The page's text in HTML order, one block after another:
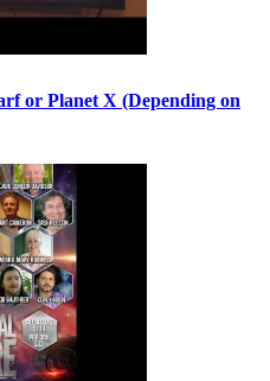
or Planet X (Depending on